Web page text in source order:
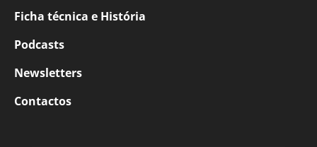
Ficha técnica e História
Podcasts
Newsletters
Contactos